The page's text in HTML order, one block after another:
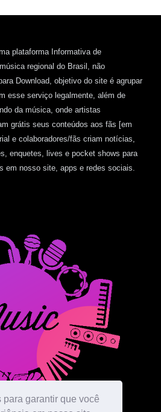
garantir que você
plataforma Informativa de
regional do Brasil, não
Download, objetivo do site é agrupar
esse serviço legalmente, além de
da música, onde artistas
grátis seus conteúdos aos fãs [em
e colaboradores/fãs criam notícias,
enquetes, lives e pocket shows para
em nosso site, apps e redes sociais.